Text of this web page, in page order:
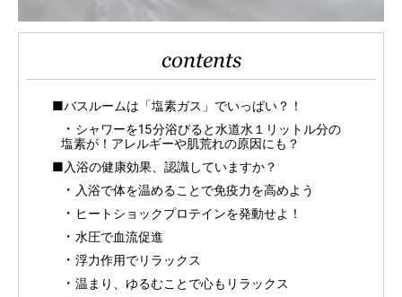
contents
■バスルームは「塩素ガス」でいっぱい？！
シャワーを15分浴びると水道水１リットル分の
塩素が！アレルギーや肌荒れの原因にも？
■入浴の健康効果、認識していますか？
入浴で体を温めることで免疫力を高めよう
ヒートショックプロテインを発動せよ！
水圧で血流促進
浮力作用でリラックス
温まり、ゆるむことで心もリラックス